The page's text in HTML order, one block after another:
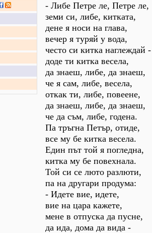
- Либе Петре ле, Петре ле,
земи си, либе, китката,
дене я носи на глава,
вечер я туряй у вода,
често си китка наглеждай -
доде ти китка весела,
да знаеш, либе, да знаеш,
че я сам, либе, весела,
откак ти, либе, повеене,
да знаеш, либе, да знаеш,
че да съм, либе, годена.
Па тръгна Петър, отиде,
все му бе китка весела.
Един път той я погледна,
китка му бе повехнала.
Той си се люто разлюти,
па на другари продума:
- Идете вие, идете,
вие на цара кажете,
мене в отпуска да пусне,
да ида, дома да вида -